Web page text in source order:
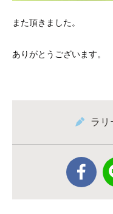
また頂きました。
ありがとうございます。
ラリ